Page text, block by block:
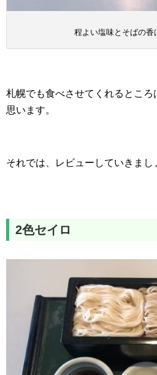
程よい塩味とそばの香
札幌でも食べさせてくれるところ
思います。
それでは、レビューしていきまし
2色セイロ